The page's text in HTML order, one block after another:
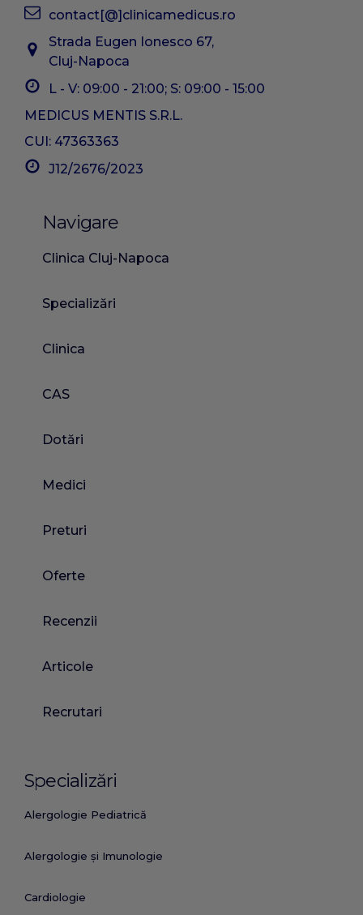
contact[@]clinicamedicus.ro
Strada Eugen Ionesco 67,
Cluj-Napoca
L - V: 09:00 - 21:00; S: 09:00 - 15:00
MEDICUS MENTIS S.R.L.
CUI: 47363363
J12/2676/2023
Navigare
Clinica Cluj-Napoca
Specializări
Clinica
CAS
Dotări
Medici
Preturi
Oferte
Recenzii
Articole
Recrutari
Specializări
Alergologie Pediatrică
Alergologie și Imunologie
Cardiologie